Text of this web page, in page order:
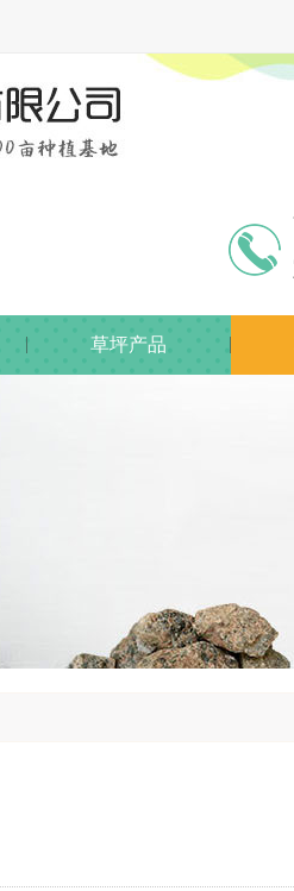
草坪产品